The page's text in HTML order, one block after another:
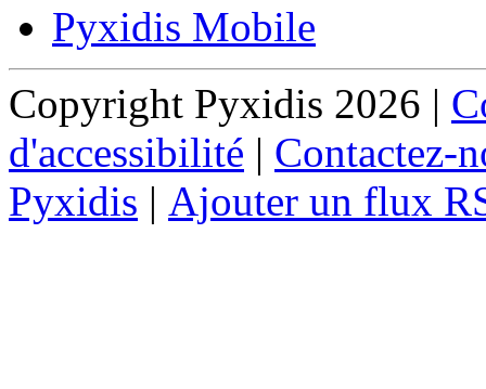
Pyxidis Mobile
Copyright Pyxidis 2026 |
d'accessibilité | Contactez-
Pyxidis | Ajouter un flux